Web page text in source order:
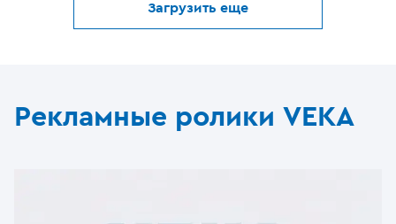
Загрузить еще
Рекламные ролики VEKA